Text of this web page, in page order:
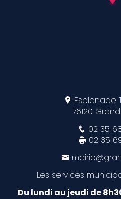
Esplanade
76120
02 35
02 35
Les services
Du lundi au jeudi de